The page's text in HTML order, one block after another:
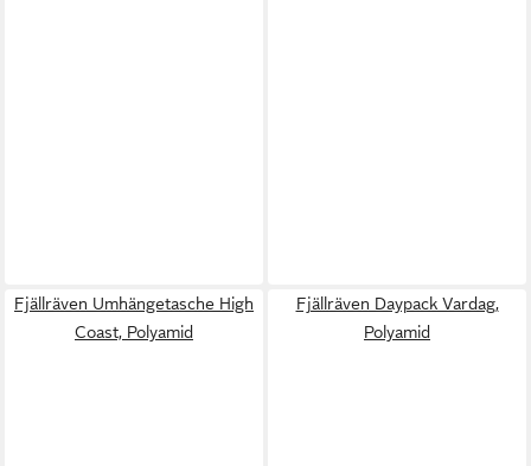
Fjällräven Umhängetasche High
Coast, Polyamid
Fjällräven Daypack Vardag,
Polyamid